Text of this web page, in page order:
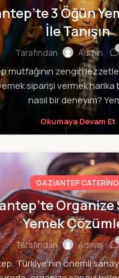
3 Öğün
İle Tanışın
Tarafından Admin
mutfağının zengin
siparişi vermek harika
nasıl bir deneyim?
Okumaya Devam Et
GAZIANTEP CATERING
Organize
Yemek
Tarafından Admin
Türkiye'nin önemli